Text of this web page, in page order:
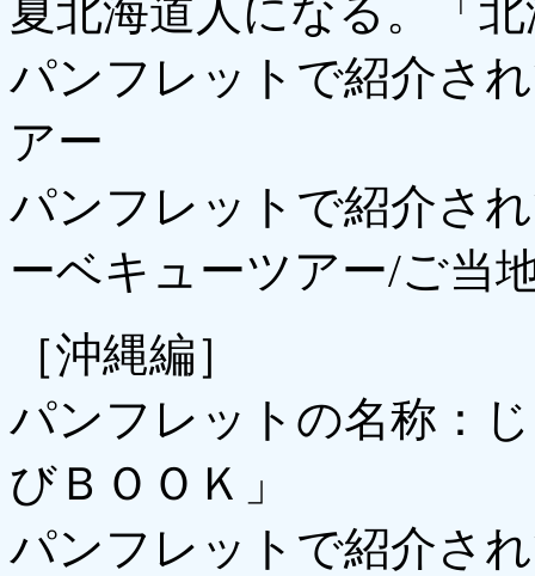
夏北海道人になる。「
パンフレットで紹介さ
アー
パンフレットで紹介さ
ーベキューツアー/ご当
［沖縄編］
パンフレットの名称：
びＢＯＯＫ」
パンフレットで紹介さ